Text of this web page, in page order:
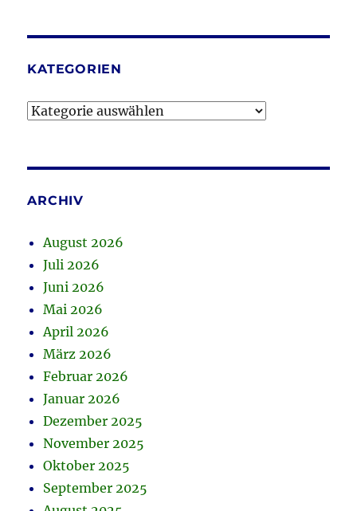
KATEGORIEN
Kategorien
ARCHIV
August 2026
Juli 2026
Juni 2026
Mai 2026
April 2026
März 2026
Februar 2026
Januar 2026
Dezember 2025
November 2025
Oktober 2025
September 2025